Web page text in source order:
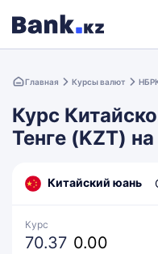
Главная Курсы валют
Курс
Тенге (KZT)
Китайский юань
Курс
70.37 0.00